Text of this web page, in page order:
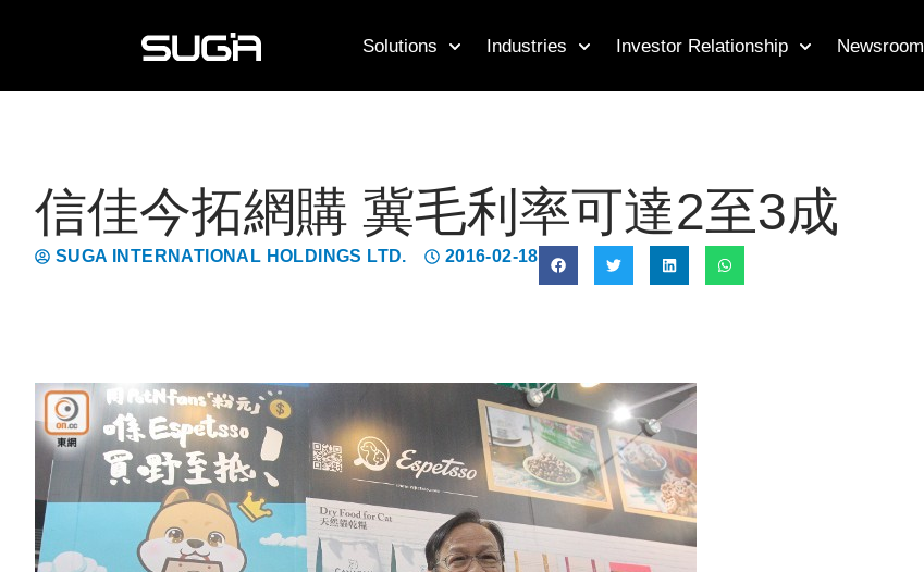
Solutions Industries Investor Relationship Newsroom
信佳今拓網購 冀毛利率可達2至3成
SUGA INTERNATIONAL HOLDINGS LTD. 2016-02-18